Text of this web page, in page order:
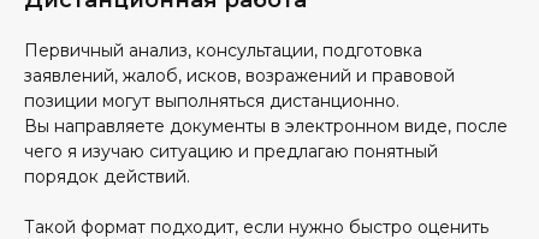
Первичный анализ, консультации, подготовка
заявлений, жалоб, исков, возражений и правовой
позиции могут выполняться дистанционно.
Вы направляете документы в электронном виде, после
чего я изучаю ситуацию и предлагаю понятный
порядок действий.
Такой формат подходит, если нужно быстро оценить